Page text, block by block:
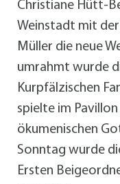
Christiane Hütt-
Weinstadt mit
Müller die neue
umrahmt wurde
Kurpfälzischen
spielte im
ökumenischen
Sonntag wurde
Ersten